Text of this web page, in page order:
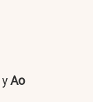
y Ao